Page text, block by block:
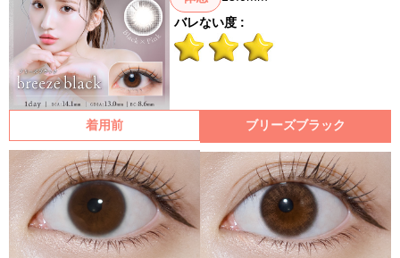
バレない度 :
着用前 ブリーズブラック